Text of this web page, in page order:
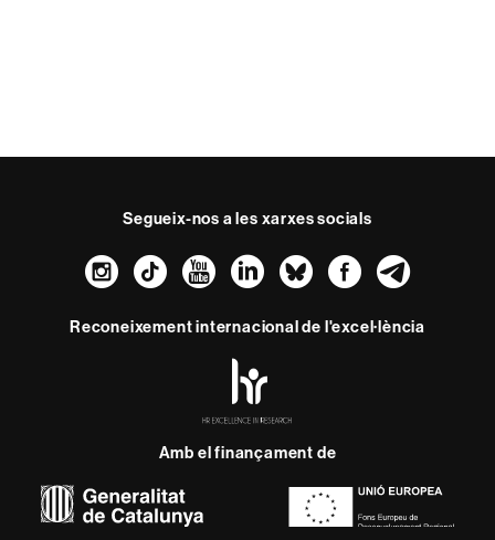
Segueix-nos a les xarxes socials
Instagram
TikTokYouTube
LinkedIn
Bluesky
Reconeixement internacional de l'excel·lència
-
Amb el finançament de